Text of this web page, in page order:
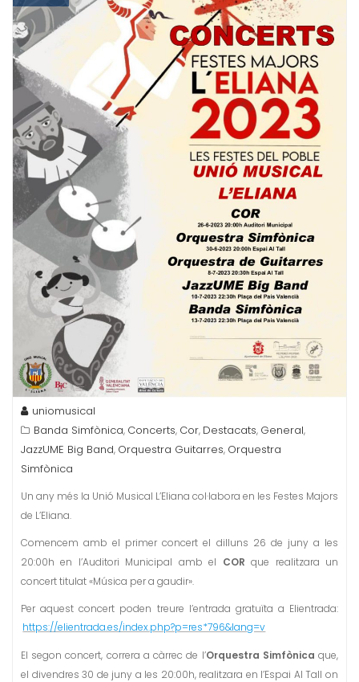
uniomusical
Banda Simfònica, Concerts, Cor, Destacats, General,
JazzUME Big Band, Orquestra Guitarres, Orquestra
Simfònica
Un any més la Unió Musical L’Eliana col·labora en les Festes Majors
de L’Eliana.
Comencem amb el primer concert el dilluns 26 de juny a les
20:00h en l’Auditori Municipal amb el COR que realitzara un
concert titulat «Música per a gaudir».
Per aquest concert poden treure l’entrada gratuïta a Elientrada:
https://elientrada.es/index.php?p=res*796&lang=v
El segon concert, correra a càrrec de l’Orquestra Simfònica que,
el divendres 30 de juny a les 20:00h, realitzara en l’Espai Al Tall on